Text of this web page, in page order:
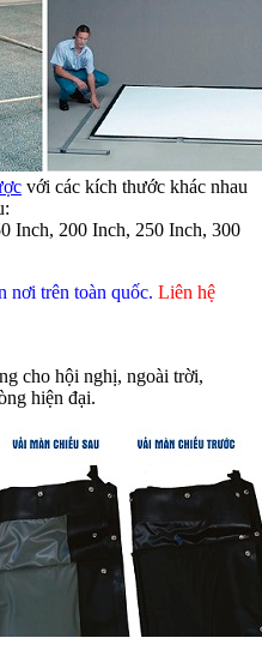
với các kích thước khác nhau
Inch, 200 Inch, 250 Inch, 300
nơi trên toàn quốc. Liên hệ
cho hội nghị, ngoài trời,
hiện đại.